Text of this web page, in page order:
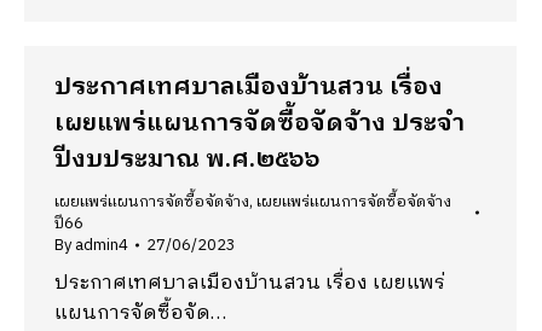
ประกาศเทศบาลเมืองบ้านสวน เรื่อง
เผยแพร่แผนการจัดซื้อจัดจ้าง ประจำ
ปีงบประมาณ พ.ศ.๒๕๖๖
เผยแพร่แผนการจัดซื้อจัดจ้าง,เผยแพร่แผนการจัดซื้อจัดจ้าง
ปี66
Byadmin4 27/06/2023
ประกาศเทศบาลเมืองบ้านสวน เรื่อง เผยแพร่
แผนการจัดซื้อจัด…